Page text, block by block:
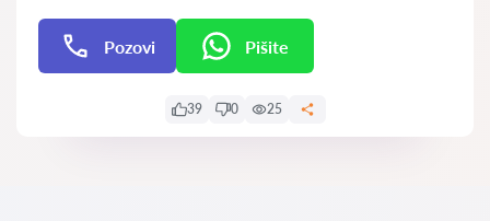
Pozovi Pišite
39 0 25